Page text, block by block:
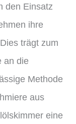
den Einsatz
ihre
trägt zum
an die
Methode
aus
eine